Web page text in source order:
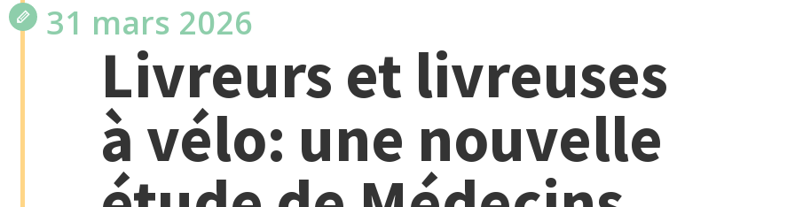
31 mars 2026
Livreurs et livreuses
à vélo: une nouvelle